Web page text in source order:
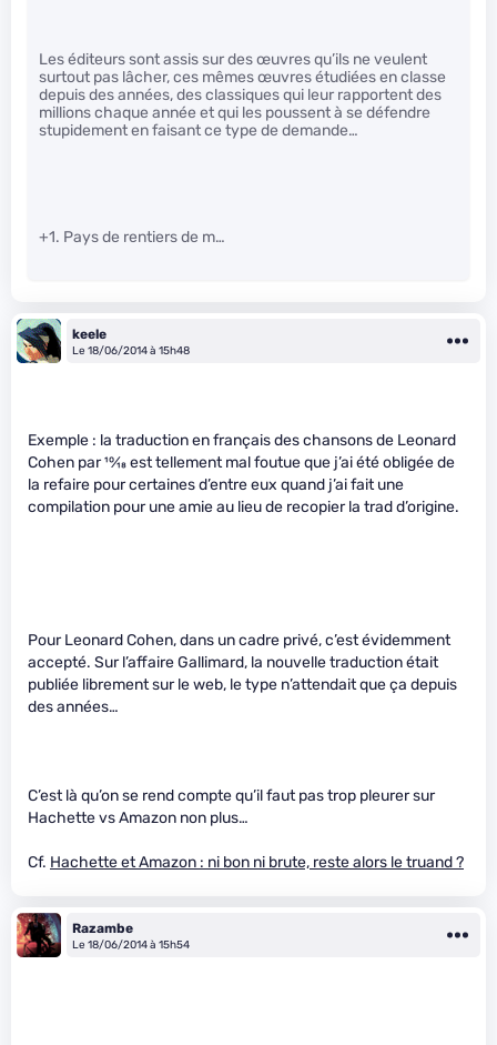
Les éditeurs sont assis sur des œuvres qu’ils ne veulent
surtout pas lâcher, ces mêmes œuvres étudiées en classe
depuis des années, des classiques qui leur rapportent des
millions chaque année et qui les poussent à se défendre
stupidement en faisant ce type de demande…
+1. Pays de rentiers de m…
keele
Le 18/06/2014 à 15h48
Exemple : la traduction en français des chansons de Leonard
Cohen par10⁄18est tellement mal foutue que j’ai été obligée de
la refaire pour certaines d’entre eux quand j’ai fait une
compilation pour une amie au lieu de recopier la trad d’origine.
Pour Leonard Cohen, dans un cadre privé, c’est évidemment
accepté. Sur l’affaire Gallimard, la nouvelle traduction était
publiée librement sur le web, le type n’attendait que ça depuis
des années…
C’est là qu’on se rend compte qu’il faut pas trop pleurer sur
Hachette vs Amazon non plus…
Cf. Hachette et Amazon : ni bon ni brute, reste alors le truand ?
Razambe
Le 18/06/2014 à 15h54